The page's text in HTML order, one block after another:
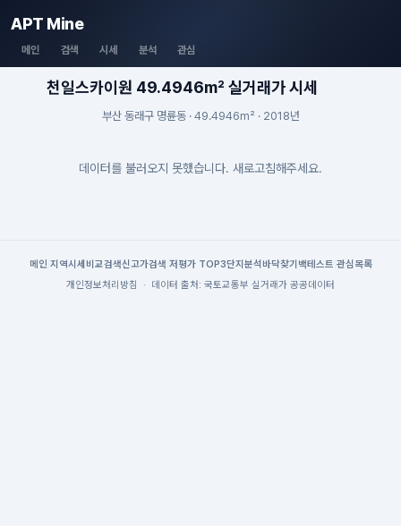
APT Mine
메인 검색 시세 분석 관심
천일스카이원 49.4946m² 실거래가 시세
부산 동래구 명륜동 · 49.4946m² · 2018년
데이터를 불러오지 못했습니다. 새로고침해주세요.
메인| 지역시세 비교검색신고가검색 저평가 TOP3단지분석 바닥찾기 백테스트 관심목록
개인정보처리방침
· 데이터 출처: 국토교통부 실거래가 공공데이터